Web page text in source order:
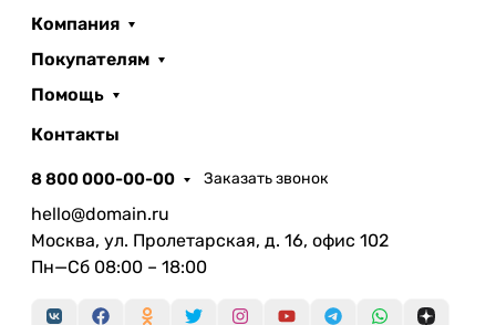
Компания
Покупателям
Помощь
Контакты
8 800 000-00-00 Заказать звонок
hello@domain.ru
Москва, ул. Пролетарская, д. 16, офис 102
Пн—Сб 08:00 – 18:00